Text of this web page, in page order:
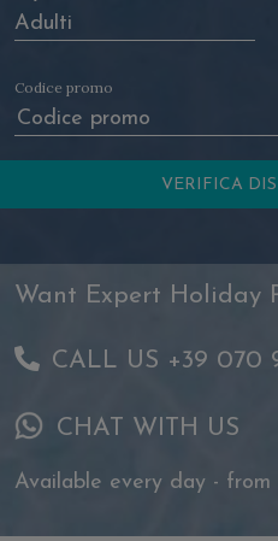
Codice promo
Want Expert Holiday
CALL US +39 070
CHAT WITH US
Available every day -